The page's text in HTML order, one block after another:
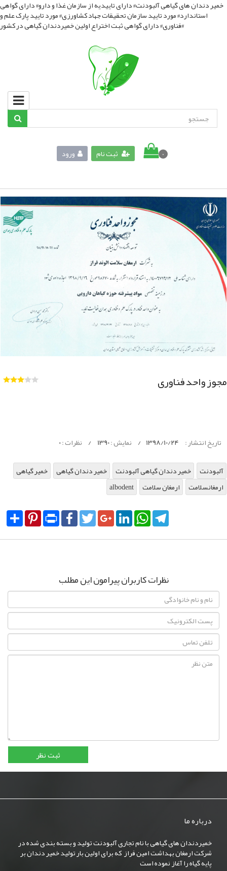
خمیر دندان های گیاهی آلبودنت# دارای تاییدیه از سازمان غذا و دارو# دارای گواهی
استاندارد# مورد تایید سازمان تحقیقات جهاد کشاورزی# مورد تایید پارک علم و
فناوری# دارای گواهی ثبت اختراع اولین خمیردندان گیاهی در کشور#
ورود ثبت نام 0
مجوز واحد فناوری
تاریخ انتشار : 1398/10/24
/ نمایش :1390
/ نظرات :0
آلبودنت
خمیر دندان گیاهی آلبودنت خمیر دندان گیاهی
خمیر گیاهی
ارمغانسلامت
ارمغان سلامت
albodent
Share PinterestPrint FacebookTwitterGoogle+LinkedInWhatsApp
نظرات کاربران پیرامون این مطلب
درباره ما
خمیردندان های گیاهی با نام تجاری آلبودنت تولید و بسته بندی شده در
شرکت ارمغان بهداشت امین فراز که برای اولین بار تولید خمیر دندان بر
پایه گیاه را آغاز نموده است